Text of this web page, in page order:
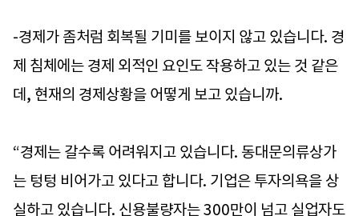
-경제가 좀처럼 회복될 기미를 보이지 않고 있습니다. 경
제 침체에는 경제 외적인 요인도 작용하고 있는 것 같은
데, 현재의 경제상황을 어떻게 보고 있습니까.
“경제는 갈수록 어려워지고 있습니다. 동대문의류상가
는 텅텅 비어가고 있다고 합니다. 기업은 투자의욕을 상
실하고 있습니다. 신용불량자는 300만이 넘고 실업자도